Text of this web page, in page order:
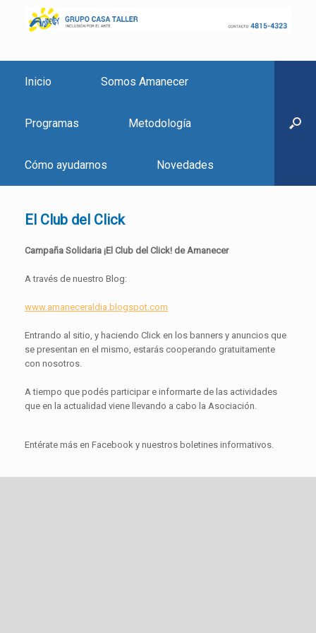
Inicio Somos Amanecer
Programas Metodología
Cómo ayudarnos Novedades
El Club del Click
Campaña Solidaria ¡El Club del Click! de Amanecer
A través de nuestro Blog:
www.amaneceraldia.blogspot.com
Entrando al sitio, y haciendo Click en los banners y anuncios que
se presentan en el mismo, estarás cooperando gratuitamente
con nosotros.
A tiempo que podés participar e informarte de las actividades
que en la actualidad viene llevando a cabo la Asociación.
Entérate más en Facebook y nuestros boletines informativos.